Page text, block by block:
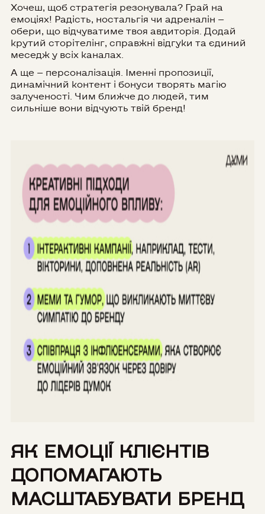
Хочеш, щоб стратегія резонувала? Грай на
емоціях! Радість, ностальгія чи адреналін —
обери, що відчуватиме твоя авдиторія. Додай
крутий сторітелінг, справжні відгуки та єдиний
меседж у всіх каналах.
А ще — персоналізація. Іменні пропозиції,
динамічний контент і бонуси творять магію
залученості. Чим ближче до людей, тим
сильніше вони відчують твій бренд!
ЯК ЕМОЦІЇ КЛІЄНТІВ
ДОПОМАГАЮТЬ
МАСШТАБУВАТИ БРЕНД